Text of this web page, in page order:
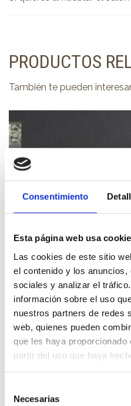
Consentimiento
Esta página web usa
Las cookies de este sitio
el contenido y los
sociales y analizar el
información sobre el uso
nuestros partners de redes
web, quienes pueden
que les haya proporcionado
partir del uso que haya
Necesarias
PRODUCTOS
También te pueden
Mueble de salón
VER PRODUCTO